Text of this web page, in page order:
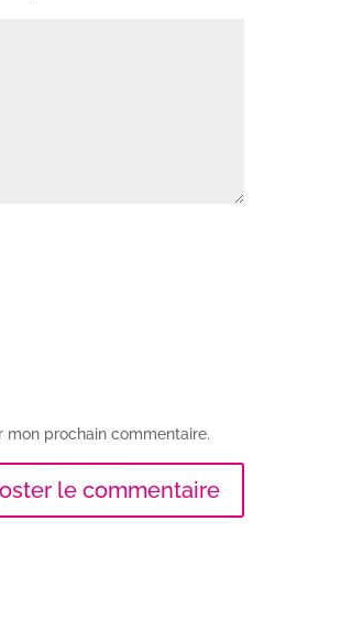
mon prochain commentaire.